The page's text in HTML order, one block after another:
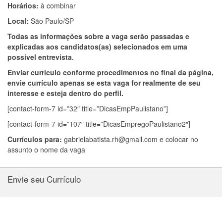
Horários: à combinar
Local: São Paulo/SP
Todas as informações sobre a vaga serão passadas e
explicadas aos candidatos(as) selecionados em uma
possível entrevista.
Enviar currículo conforme procedimentos no final da página,
envie currículo apenas se esta vaga for realmente de seu
interesse e esteja dentro do perfil.
[contact-form-7 id=”32″ title=”DicasEmpPaulistano”]
[contact-form-7 id=”107″ title=”DicasEmpregoPaulistano2″]
Currículos para: gabrielabatista.rh@gmail.com e colocar no
assunto o nome da vaga
Envie seu Currículo